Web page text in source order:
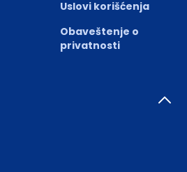
Uslovi korišćenja
Obaveštenje o
privatnosti